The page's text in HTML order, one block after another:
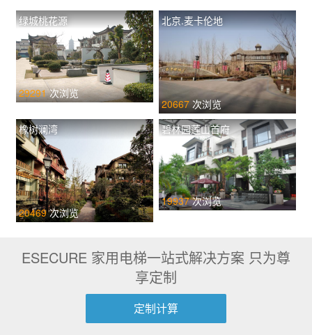
绿城桃花源
29291 次浏览
北京.麦卡伦地
20667 次浏览
橡树澜湾
20469 次浏览
碧林园莲山首府
19937 次浏览
ESECURE 家用电梯一站式解决方案 只为尊
享定制
定制计算